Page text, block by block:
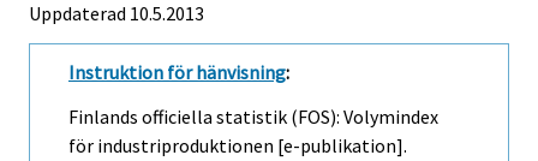
Uppdaterad 10.5.2013
Instruktion för hänvisning:
Finlands officiella statistik (FOS): Volymindex
för industriproduktionen [e-publikation].